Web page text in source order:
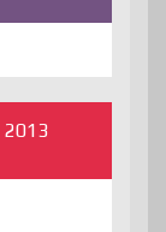
2013